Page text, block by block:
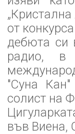
от
дебюта си
радио, в
"Суна
солист на
във Виена,